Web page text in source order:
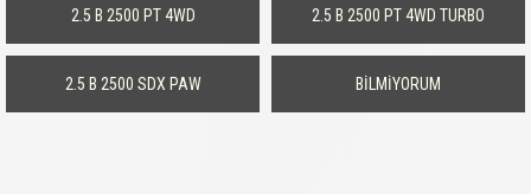
2.5 B 2500 PT 4WD 2.5 B 2500 PT 4WD TURBO
2.5 B 2500 SDX PAW BİLMİYORUM